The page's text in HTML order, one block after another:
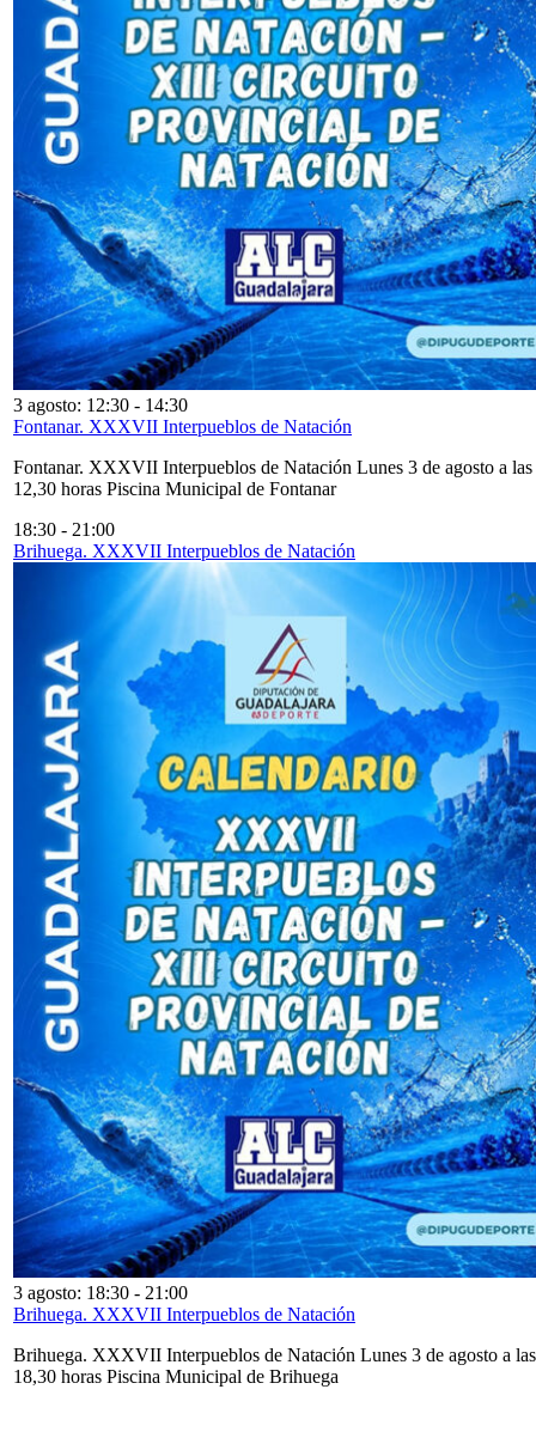
3 agosto: 12:30 - 14:30
Fontanar. XXXVII Interpueblos de Natación
Fontanar. XXXVII Interpueblos de Natación Lunes 3 de agosto a las
12,30 horas Piscina Municipal de Fontanar
18:30 - 21:00
Brihuega. XXXVII Interpueblos de Natación
3 agosto: 18:30 - 21:00
Brihuega. XXXVII Interpueblos de Natación
Brihuega. XXXVII Interpueblos de Natación Lunes 3 de agosto a las
18,30 horas Piscina Municipal de Brihuega